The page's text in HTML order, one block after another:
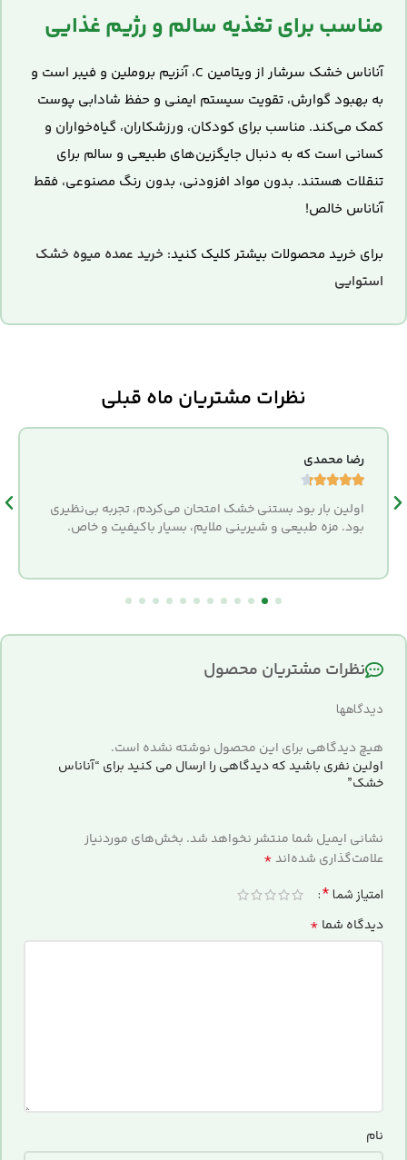
مناسب برای تغذیه سالم و رژیم غذایی
آناناس خشک سرشار از ویتامین C، آنزیم بروملین و فیبر است و
به بهبود گوارش، تقویت سیستم ایمنی و حفظ شادابی پوست
کمک می‌کند. مناسب برای کودکان، ورزشکاران، گیاه‌خواران و
کسانی است که به دنبال جایگزین‌های طبیعی و سالم برای
تنقلات هستند. بدون مواد افزودنی، بدون رنگ مصنوعی، فقط
آناناس خالص!
برای خرید محصولات بیشتر کلیک کنید: خرید عمده میوه خشک
استوایی
نظرات مشتریان ماه قبلی
رضا محمدی





اولین بار بود بستنی خشک امتحان می‌کردم، تجربه بی‌نظیری
بود. مزه طبیعی و شیرینی ملایم، بسیار باکیفیت و خاص.
نظرات مشتریان محصول
دیدگاهها
هیچ دیدگاهی برای این محصول نوشته نشده است.
اولین نفری باشید که دیدگاهی را ارسال می کنید برای “آناناس
خشک”
نشانی ایمیل شما منتشر نخواهد شد. بخش‌های موردنیاز
علامت‌گذاری شده‌اند*
امتیاز شما*
دیدگاه شما *
نام